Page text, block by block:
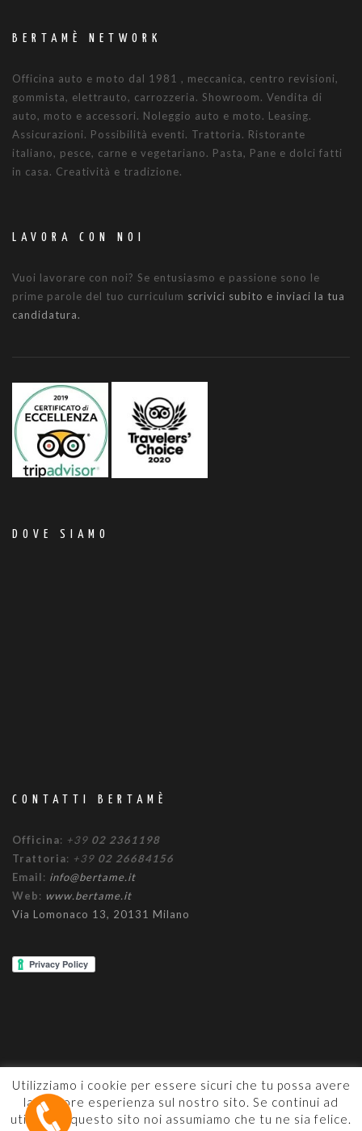
BERTAMÈ NETWORK
Officina auto e moto dal 1981 , meccanica, centro revisioni,
gommista, elettrauto, carrozzeria. Showroom. Vendita di
auto, moto e accessori. Noleggio auto e moto. Leasing.
Assicurazioni. Possibilità eventi. Trattoria. Ristorante
italiano, pesce, carne e vegetariano. Pasta, Pane e dolci fatti
in casa. Creatività e tradizione.
LAVORA CON NOI
Vuoi lavorare con noi? Se entusiasmo e passione sono le
prime parole del tuo curriculum scrivici subito e inviaci la tua
candidatura.
DOVE SIAMO
CONTATTI BERTAMÈ
Officina: +39 02 2361198
Trattoria: +39 02 26684156
Email: info@bertame.it
Web: www.bertame.it
Via Lomonaco 13, 20131 Milano
PARTITA IVA 04168430967
Utilizziamo i cookie per essere sicuri che tu possa avere
la migliore esperienza sul nostro sito. Se continui ad
utilizzare questo sito noi assumiamo che tu ne sia felice.